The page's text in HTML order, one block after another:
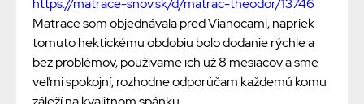
https://matrace-snov.sk/d/matrac-theodor/13746
Matrace som objednávala pred Vianocami, napriek
tomuto hektickému obdobiu bolo dodanie rýchle a
bez problémov, používame ich už 8 mesiacov a sme
veľmi spokojní, rozhodne odporúčam každemú komu